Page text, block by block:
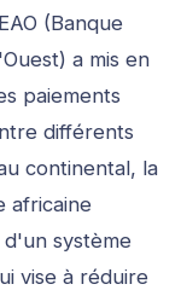
(Banque
a mis en
paiements
différents
continental, la
africaine
système
vise à réduire